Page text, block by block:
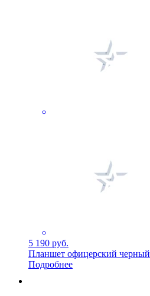
5 190 руб.
Планшет офицерский черный
Подробнее